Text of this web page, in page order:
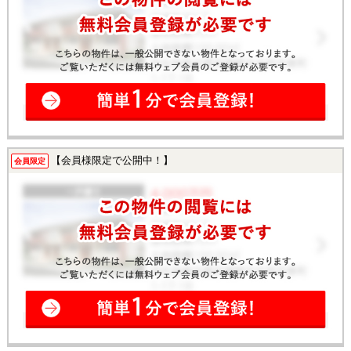
会員限定 【会員様限定で公開中！】